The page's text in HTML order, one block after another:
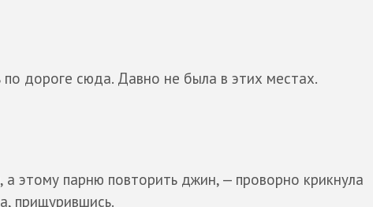
дороге сюда. Давно не была в этих местах.
этому парню повторить джин, — проворно крикнула
прищурившись.